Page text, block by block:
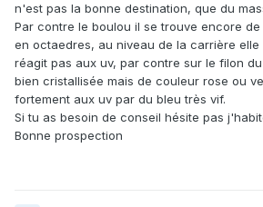
n'est pas la bonne destination, que du
Par contre le boulou il se trouve encore
en octaedres, au niveau de la carrière
réagit pas aux uv, par contre sur le filon
bien cristallisée mais de couleur rose ou
fortement aux uv par du bleu très vif.
Si tu as besoin de conseil hésite pas
Bonne prospection